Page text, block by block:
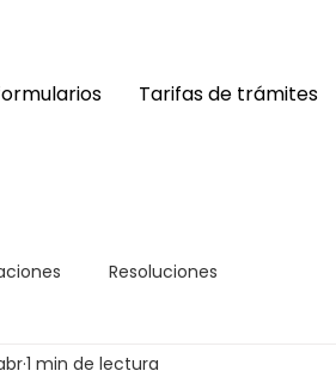
Tarifas de trámites
Resoluciones
1 min de lectura